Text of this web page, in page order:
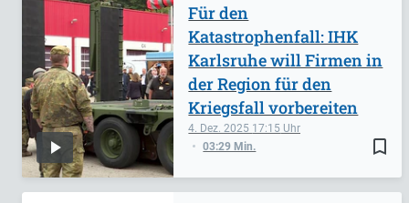
bookmark_border
4. Dez. 2025 17:15
03:29 Min.
Für den
Katastrophenfall: IHK
Karlsruhe will Firmen in
der Region für den
Kriegsfall vorbereiten